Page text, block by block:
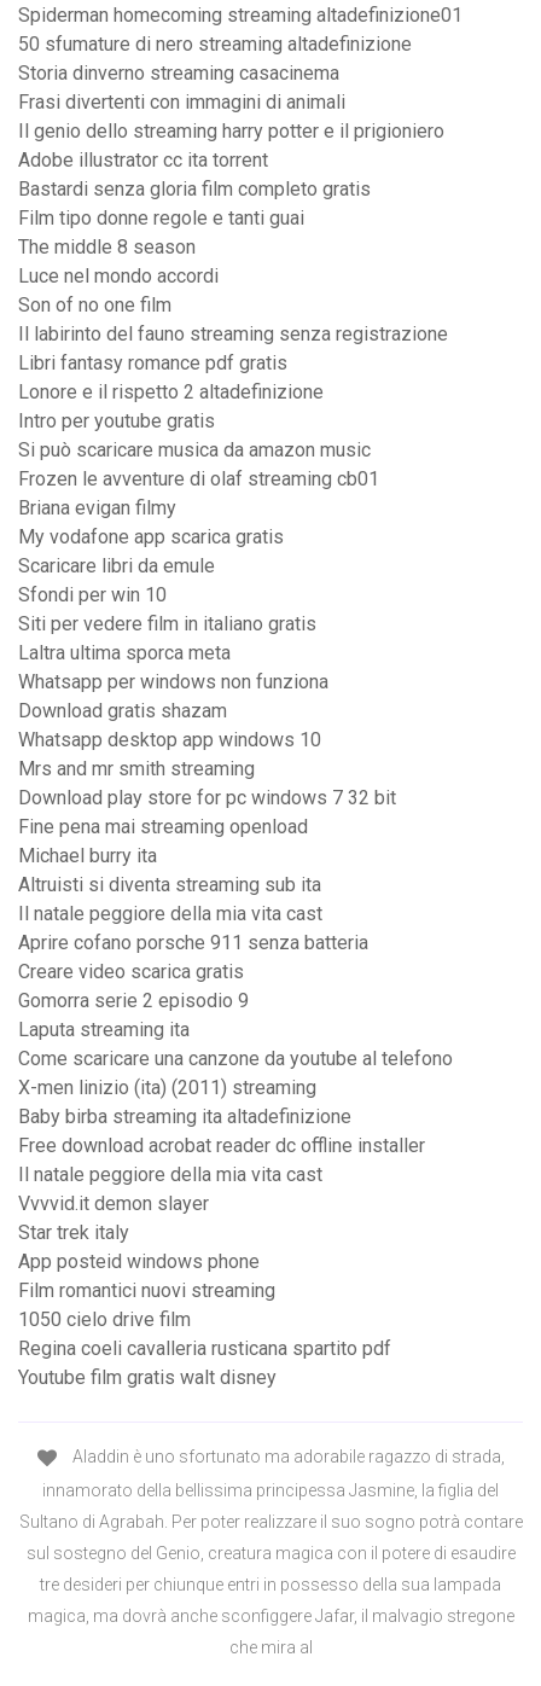
Spiderman homecoming streaming altadefinizione01
50 sfumature di nero streaming altadefinizione
Storia dinverno streaming casacinema
Frasi divertenti con immagini di animali
Il genio dello streaming harry potter e il prigioniero
Adobe illustrator cc ita torrent
Bastardi senza gloria film completo gratis
Film tipo donne regole e tanti guai
The middle 8 season
Luce nel mondo accordi
Son of no one film
Il labirinto del fauno streaming senza registrazione
Libri fantasy romance pdf gratis
Lonore e il rispetto 2 altadefinizione
Intro per youtube gratis
Si può scaricare musica da amazon music
Frozen le avventure di olaf streaming cb01
Briana evigan filmy
My vodafone app scarica gratis
Scaricare libri da emule
Sfondi per win 10
Siti per vedere film in italiano gratis
Laltra ultima sporca meta
Whatsapp per windows non funziona
Download gratis shazam
Whatsapp desktop app windows 10
Mrs and mr smith streaming
Download play store for pc windows 7 32 bit
Fine pena mai streaming openload
Michael burry ita
Altruisti si diventa streaming sub ita
Il natale peggiore della mia vita cast
Aprire cofano porsche 911 senza batteria
Creare video scarica gratis
Gomorra serie 2 episodio 9
Laputa streaming ita
Come scaricare una canzone da youtube al telefono
X-men linizio (ita) (2011) streaming
Baby birba streaming ita altadefinizione
Free download acrobat reader dc offline installer
Il natale peggiore della mia vita cast
Vvvvid.it demon slayer
Star trek italy
App posteid windows phone
Film romantici nuovi streaming
1050 cielo drive film
Regina coeli cavalleria rusticana spartito pdf
Youtube film gratis walt disney
Aladdin è uno sfortunato ma adorabile ragazzo di strada,
innamorato della bellissima principessa Jasmine, la figlia del
Sultano di Agrabah. Per poter realizzare il suo sogno potrà contare
sul sostegno del Genio, creatura magica con il potere di esaudire
tre desideri per chiunque entri in possesso della sua lampada
magica, ma dovrà anche sconfiggere Jafar, il malvagio stregone
che mira al